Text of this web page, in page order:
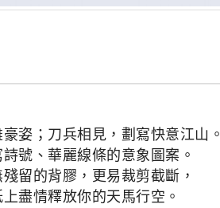
姿；刀兵相見，劃寫快意江山。
號、華麗線條的意象圖案。
留的背膠，更易裁剪截斷，
盡情釋放你的天馬行空。